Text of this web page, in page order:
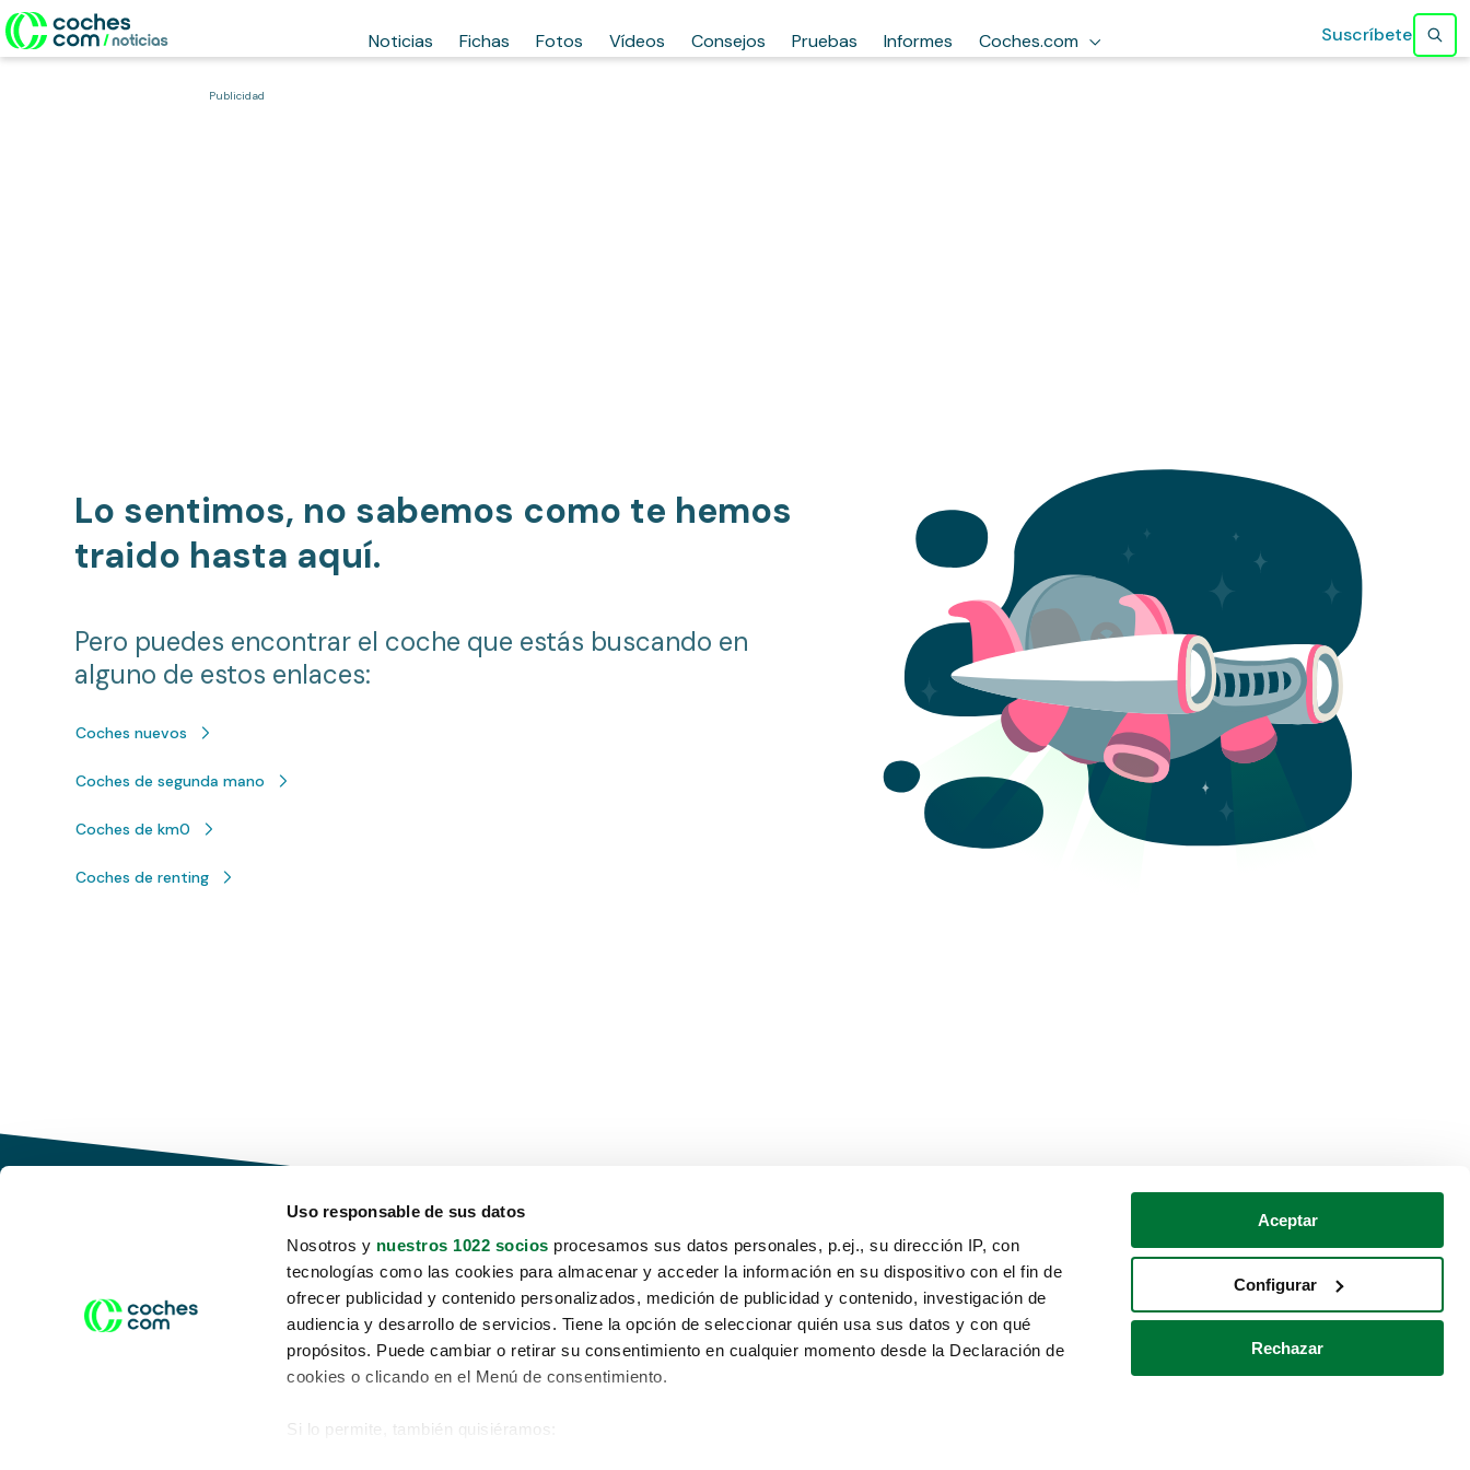
Uso responsable de sus datos
Nosotros y nuestros 1022 socios procesamos sus datos personales, p.ej., su dirección IP, con
tecnologías como las cookies para almacenar y acceder la información en su dispositivo con el fin de
ofrecer publicidad y contenido personalizados, medición de publicidad y contenido, investigación de
audiencia y desarrollo de servicios. Tiene la opción de seleccionar quién usa sus datos y con qué
propósitos. Puede cambiar o retirar su consentimiento en cualquier momento desde la Declaración de
cookies o clicando en el Menú de consentimiento.
Si lo permite, también quisiéramos:
Aceptar
Configurar
Rechazar
Noticias Fichas Fotos Vídeos Consejos Pruebas Informes Coches.com Suscríbete
Publicidad
Lo sentimos, no sabemos como te hemos
traido hasta aquí.
Pero puedes encontrar el coche que estás buscando en
alguno de estos enlaces:
Coches nuevos
Coches de segunda mano
Coches de km0
Coches de renting
Conduce tu futuro,
desata tu movilidad